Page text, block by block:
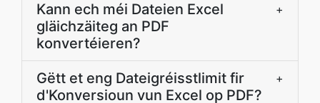
Kann ech méi Dateien Excel
gläichzäiteg an PDF
konvertéieren?
+
Gëtt et eng Dateigréisstlimit fir
d'Konversioun vun Excel op PDF?
+